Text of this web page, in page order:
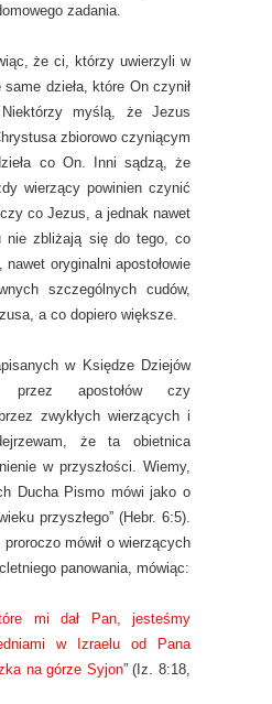
zadania.
że ci, którzy uwierzyli w
dzieła, które On czynił
myślą, że Jezus
zbiorowo czyniącym
co On. Inni sądzą, że
wierzący powinien czynić
co Jezus, a jednak nawet
nie zbliżają się do tego, co
oryginalni apostołowie
szczególnych cudów,
a co dopiero większe.
w Księdze Dziejów
przez apostołów czy
zwykłych wierzących i
że ta obietnica
w przyszłości. Wiemy,
Ducha Pismo mówi jako o
przyszłego” (Hebr. 6:5).
mówił o wierzących
panowania, mówiąc:
mi dał Pan, jesteśmy
w Izraelu od Pana
na górze Syjon” (Iz. 8:18,